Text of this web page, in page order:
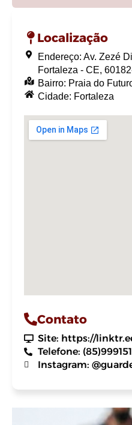
Localização
Endereço: Av. Zezé
Fortaleza - CE,
Bairro: Praia do
Cidade: Fortaleza
Contato
Site: https://
Telefone:
Instagram: